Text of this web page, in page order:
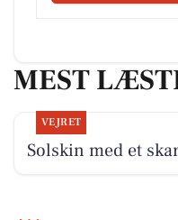
MEST
VEJRET
Solskin med et